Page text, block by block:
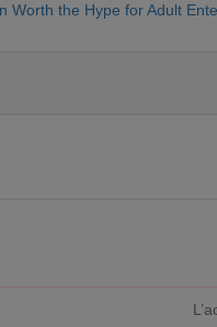
Worth the Hype for Adult